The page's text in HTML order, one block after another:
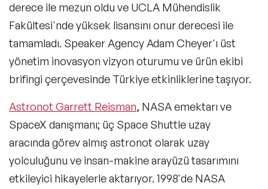
derece ile mezun oldu ve UCLA Mühendislik
Fakültesi'nde yüksek lisansını onur derecesi ile
tamamladı. Speaker Agency Adam Cheyer'ı üst
yönetim inovasyon vizyon oturumu ve ürün ekibi
brifingi çerçevesinde Türkiye etkinliklerine taşıyor.
Astronot Garrett Reisman, NASA emektarı ve
SpaceX danışmanı; üç Space Shuttle uzay
aracında görev almış astronot olarak uzay
yolculuğunu ve insan-makine arayüzü tasarımını
etkileyici hikayelerle aktarıyor. 1998'de NASA
Big Data (Büyük Veri) Konusunda Uzman
Konuşmacılar
Bilim Konuşmacıları
Döngüsel Ekonomi Alanında Uzman
Konuşmacılar
Edebiyat Konusunda Uzman Konuşmacılar
Endüstri 4.0 Konusunda Uzman ve
Deneyimli Konuşmacılar
İklim Değişikliği Konusunda Uzman
Konuşmacılar